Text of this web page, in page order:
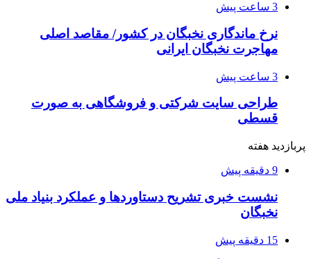
3 ساعت پیش
نرخ ماندگاری نخبگان در کشور/ مقاصد اصلی
مهاجرت نخبگان ایرانی
3 ساعت پیش
طراحی سایت شرکتی و فروشگاهی به صورت
قسطی
پربازدید هفته
9 دقیقه پیش
نشست خبری تشریح دستاوردها و عملکرد بنیاد ملی
نخبگان
15 دقیقه پیش